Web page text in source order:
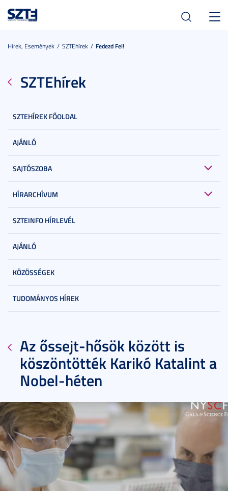
Hírek, Események SZTEhírek Fedezd Fel!
SZTEhírek
SZTEHÍREK FŐOLDAL
AJÁNLÓ
SAJTÓSZOBA
HÍRARCHÍVUM
SZTEINFO HÍRLEVÉL
AJÁNLÓ
KÖZÖSSÉGEK
TUDOMÁNYOS HÍREK
Az őssejt-hősök között is
köszöntötték Karikó Katalint a
Nobel-héten